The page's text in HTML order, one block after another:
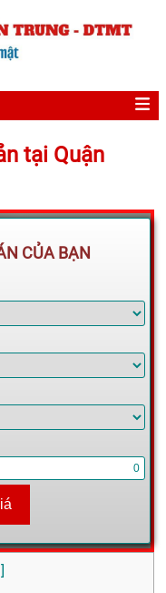
tại Quận
CỦA BẠN
]